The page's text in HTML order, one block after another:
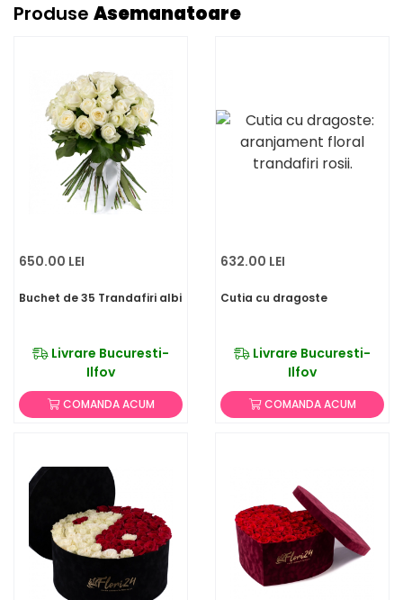
Produse Asemanatoare
650.00 LEI
Buchet de 35 Trandafiri albi
Livrare Bucuresti-
Ilfov
COMANDA ACUM
632.00 LEI
Cutia cu dragoste
Livrare Bucuresti-
Ilfov
COMANDA ACUM